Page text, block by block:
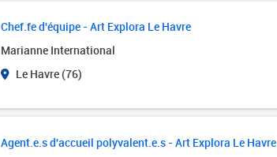
Chef.fe d'équipe - Art Explora Le Havre
Marianne International
Le Havre (76)
Agent.e.s d'accueil polyvalent.e.s - Art Explora Le Havre